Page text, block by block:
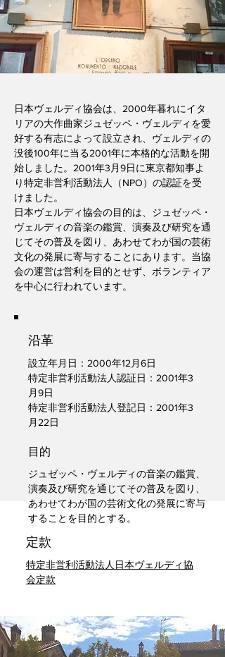
日本ヴェルディ協会は、2000年暮れにイタ
リアの大作曲家ジュゼッペ・ヴェルディを愛
好する有志によって設立され、ヴェルディの
没後100年に当る2001年に本格的な活動を開
始しました。2001年3月9日に東京都知事よ
り特定非営利活動法人（NPO）の認証を受
けました。
日本ヴェルディ協会の目的は、ジュゼッペ・
ヴェルディの音楽の鑑賞、演奏及び研究を通
じてその普及を図り、あわせてわが国の芸術
文化の発展に寄与することにあります。当協
会の運営は営利を目的とせず、ボランティア
を中心に行われています。
沿革
設立年月日：2000年12月6日
特定非営利活動法人認証日：2001年3
月9日
特定非営利活動法人登記日：2001年3
月22日
目的
ジュゼッペ・ヴェルディの音楽の鑑賞、
演奏及び研究を通じてその普及を図り、
あわせてわが国の芸術文化の発展に寄与
することを目的とする。
定款
特定非営利活動法人日本ヴェルディ協
会定款